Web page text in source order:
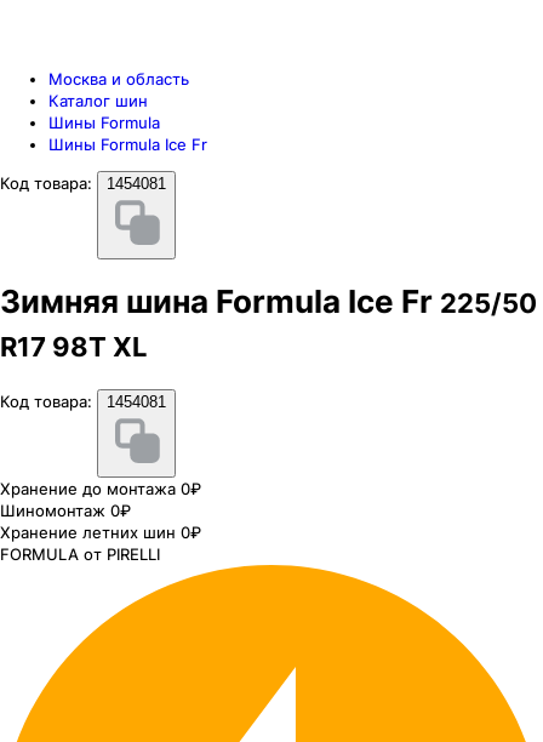
Москва и область
Каталог шин
Шины Formula
Шины Formula Ice Fr
Код товара:
1454081
Зимняя шина Formula Ice Fr 225/50
R17 98T XL
Код товара: 1454081
Хранение до монтажа 0₽
Шиномонтаж 0₽
Хранение летних шин 0₽
FORMULA от PIRELLI